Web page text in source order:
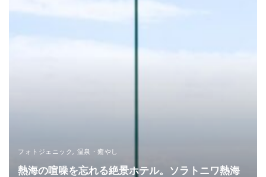
フォトジェニック, 温泉・癒やし
熱海の喧噪を忘れる絶景ホテル。ソラトニワ熱海